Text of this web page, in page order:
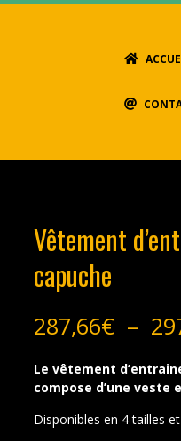
Navigation
Vêtement
capuche
287,66€ –
Le vêtement
compose d’une veste
Disponibles en 4 tailles